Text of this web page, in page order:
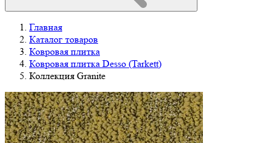
Главная
Каталог товаров
Ковровая плитка
Ковровая плитка Desso (Tarkett)
Коллекция Granite